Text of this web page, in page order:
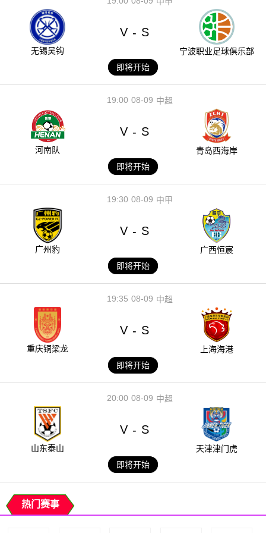
无锡吴钩
V - S
宁波职业足球俱乐部
即将开始
08-09
19:00 中超
河南队
V - S
青岛西海岸
即将开始
08-09
19:30 中甲
广州豹
V - S
广西恒宸
即将开始
08-09
19:35 中超
重庆铜梁龙
V - S
上海海港
即将开始
08-09
20:00 中超
山东泰山
V - S
天津津门虎
即将开始
热门赛事